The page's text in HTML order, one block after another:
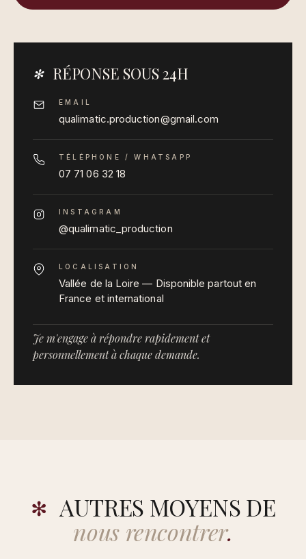
✻ RÉPONSE SOUS 24H
EMAIL
qualimatic.production@gmail.com
TÉLÉPHONE / WHATSAPP
07 71 06 32 18
INSTAGRAM
@qualimatic_production
LOCALISATION
Vallée de la Loire — Disponible partout en
France et international
Je m'engage à répondre rapidement et
personnellement à chaque demande.
✻ AUTRES MOYENS DE
nous rencontrer.